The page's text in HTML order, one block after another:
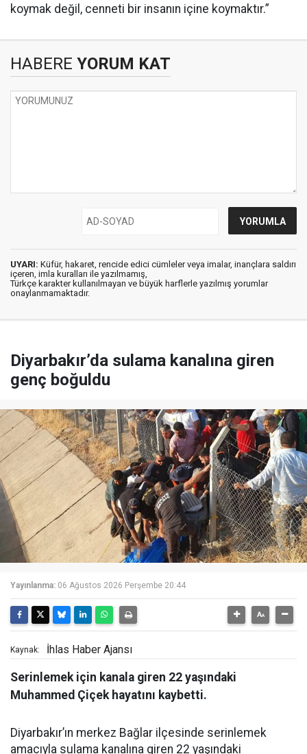
koymak değil, cenneti bir insanın içine koymaktır.”
HABERE YORUM KAT
UYARI: Küfür, hakaret, rencide edici cümleler veya imalar, inançlara saldırı
içeren, imla kuralları ile yazılmamış,
Türkçe karakter kullanılmayan ve büyük harflerle yazılmış yorumlar
onaylanmamaktadır.
Diyarbakır’da sulama kanalına giren
genç boğuldu
Yayınlanma: 06 Ağustos 2026 Perşembe 20:44
Kaynak: İhlas Haber Ajansı
Serinlemek için kanala giren 22 yaşındaki
Muhammed Çiçek hayatını kaybetti.
Diyarbakır’ın merkez Bağlar ilçesinde serinlemek
amacıyla sulama kanalına giren 22 yaşındaki